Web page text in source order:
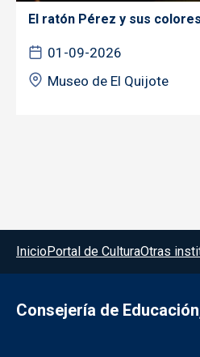
El ratón Pérez y sus
01-09-2026
Museo de El Quijote
Menú del pie
InicioPortal de CulturaOtras
Consejería de